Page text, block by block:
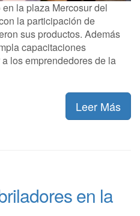
la plaza Mercosur del
la participación de
sus productos. Además
capacitaciones
los emprendedores de la
Leer Más
en la